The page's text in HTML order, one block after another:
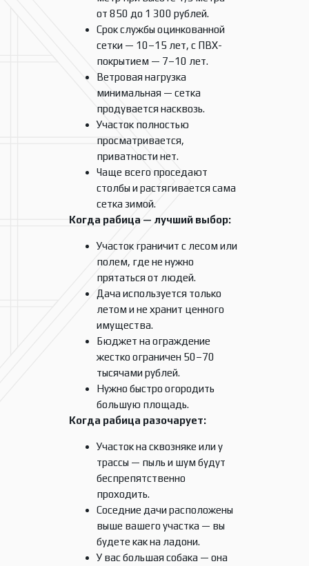
от 850 до 1 300 рублей.
Срок службы оцинкованной
сетки — 10–15 лет, с ПВХ-
покрытием — 7–10 лет.
Ветровая нагрузка
минимальная — сетка
продувается насквозь.
Участок полностью
просматривается,
приватности нет.
Чаще всего проседают
столбы и растягивается сама
сетка зимой.
Когда рабица — лучший выбор:
Участок граничит с лесом или
полем, где не нужно
прятаться от людей.
Дача используется только
летом и не хранит ценного
имущества.
Бюджет на ограждение
жестко ограничен 50–70
тысячами рублей.
Нужно быстро огородить
большую площадь.
Когда рабица разочарует:
Участок на сквозняке или у
трассы — пыль и шум будут
беспрепятственно
проходить.
Соседние дачи расположены
выше вашего участка — вы
будете как на ладони.
У вас большая собака — она